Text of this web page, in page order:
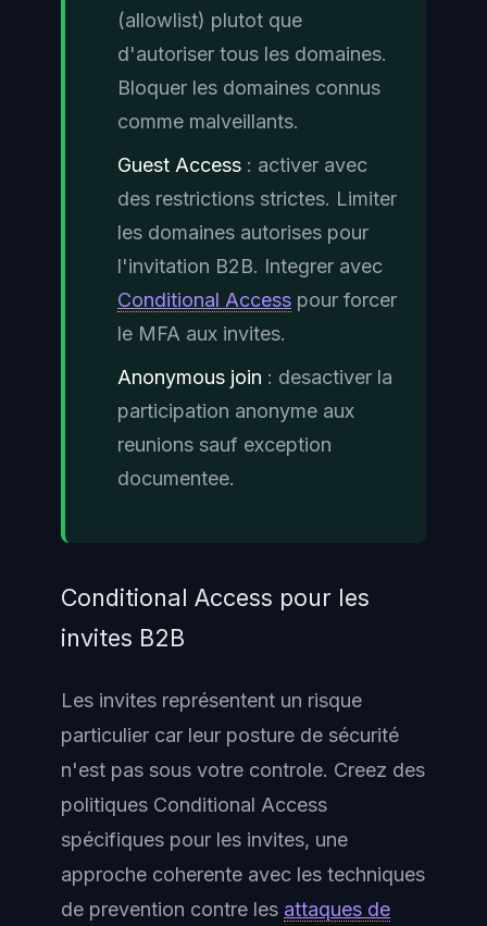
(allowlist) plutot que
d'autoriser tous les domaines.
Bloquer les domaines connus
comme malveillants.
Guest Access : activer avec
des restrictions strictes. Limiter
les domaines autorises pour
l'invitation B2B. Integrer avec
Conditional Access pour forcer
le MFA aux invites.
Anonymous join : desactiver la
participation anonyme aux
reunions sauf exception
documentee.
Conditional Access pour les
invites B2B
Les invites représentent un risque
particulier car leur posture de sécurité
n'est pas sous votre controle. Creez des
politiques Conditional Access
spécifiques pour les invites, une
approche coherente avec les techniques
de prevention contre les attaques de